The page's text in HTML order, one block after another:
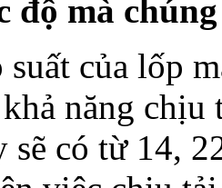
độ mà
suất của lốp
năng
sẽ có từ 14,